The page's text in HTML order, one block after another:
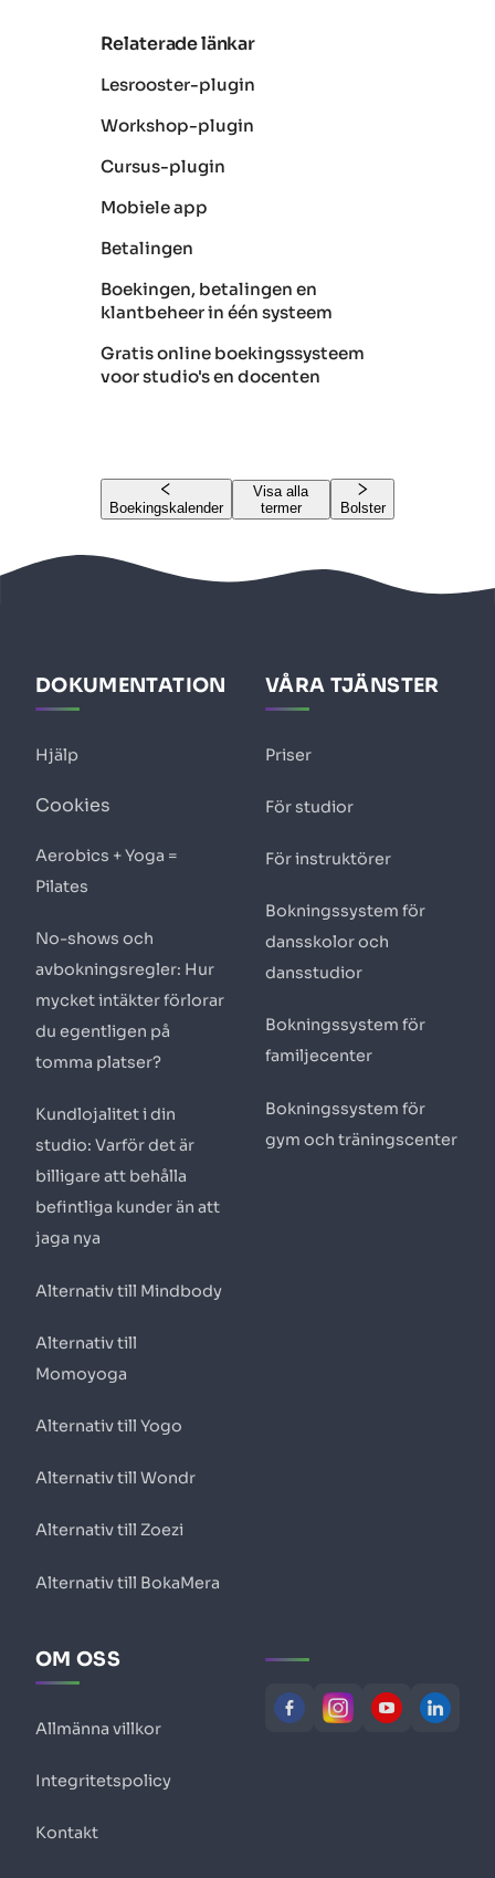
Relaterade länkar
Lesrooster-plugin
Workshop-plugin
Cursus-plugin
Mobiele app
Betalingen
Boekingen, betalingen en
klantbeheer in één systeem
Gratis online boekingssysteem
voor studio's en docenten
Boekingskalender
Visa alla
termer
Bolster
DOKUMENTATION
Hjälp
Cookies
Aerobics + Yoga =
Pilates
No-shows och
avbokningsregler: Hur
mycket intäkter förlorar
du egentligen på
tomma platser?
Kundlojalitet i din
studio: Varför det är
billigare att behålla
befintliga kunder än att
jaga nya
Alternativ till Mindbody
Alternativ till
Momoyoga
Alternativ till Yogo
Alternativ till Wondr
Alternativ till Zoezi
Alternativ till BokaMera
VÅRA TJÄNSTER
Priser
För studior
För instruktörer
Bokningssystem för
dansskolor och
dansstudior
Bokningssystem för
familjecenter
Bokningssystem för
gym och träningscenter
OM OSS
Allmänna villkor
Integritetspolicy
Kontakt